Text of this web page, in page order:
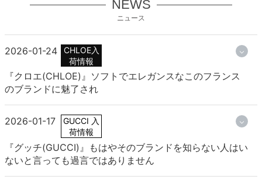
NEWS
ニュース
2026-01-24
CHLOE入
荷情報
『クロエ(CHLOE)』ソフトでエレガンスなこのフランス
のブランドに魅了され
2026-01-17
GUCCI 入
荷情報
『グッチ(GUCCI)』もはやそのブランドを知らない人はい
ないと言っても過言ではありません